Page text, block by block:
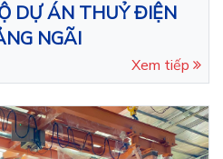
DỰ ÁN THUỶ ĐIỆN
NGÃI
Xem tiếp